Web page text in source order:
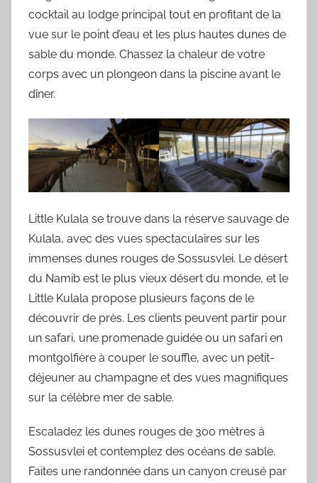
cocktail au lodge principal tout en profitant de la
vue sur le point d’eau et les plus hautes dunes de
sable du monde. Chassez la chaleur de votre
corps avec un plongeon dans la piscine avant le
dîner.
Little Kulala se trouve dans la réserve sauvage de
Kulala, avec des vues spectaculaires sur les
immenses dunes rouges de Sossusvlei. Le désert
du Namib est le plus vieux désert du monde, et le
Little Kulala propose plusieurs façons de le
découvrir de près. Les clients peuvent partir pour
un safari, une promenade guidée ou un safari en
montgolfière à couper le souffle, avec un petit-
déjeuner au champagne et des vues magnifiques
sur la célèbre mer de sable.
Escaladez les dunes rouges de 300 mètres à
Sossusvlei et contemplez des océans de sable.
Faites une randonnée dans un canyon creusé par